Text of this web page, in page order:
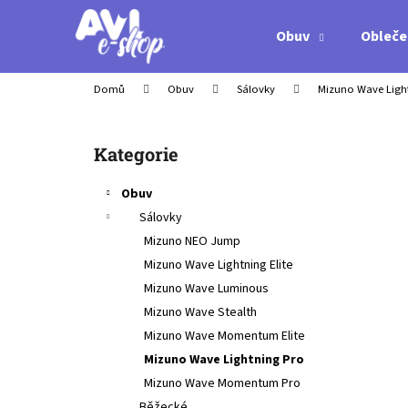
Obuv
Domů Obuv Sálovky Mizuno Wave
Přeskočit
kategorie
Kategorie
Obuv
Sálovky
Mizuno NEO Jump
Mizuno Wave Lightning Elite
Mizuno Wave Luminous
Mizuno Wave Stealth
Mizuno Wave Momentum Elite
Mizuno Wave Lightning Pro
Mizuno Wave Momentum Pro
í
Zpět
do
Zpět
do
SPIKEBALL WEEKENDER SET